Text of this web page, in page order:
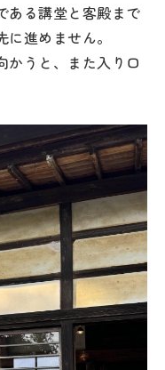
ある講堂と客殿まで
進めません。
かうと、また入り口